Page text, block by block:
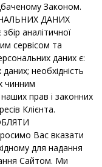
Законом.
ДАНИХ
аналітичної
сервісом та
даних є:
необхідність
чинним
прав і законних
Клієнта.
Вас вказати
для надання
Сайтом. Ми